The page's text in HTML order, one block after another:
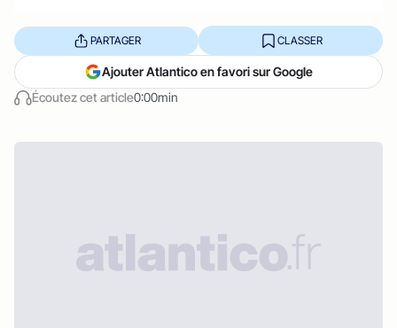
Écoutez cet article0:00min
PARTAGER CLASSER
Ajouter Atlantico en favori sur Google